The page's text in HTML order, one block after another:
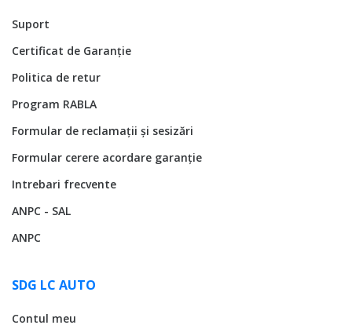
Suport
Certificat de Garanție
Politica de retur
Program RABLA
Formular de reclamații și sesizări
Formular cerere acordare garanție
Intrebari frecvente
ANPC - SAL
ANPC
SDG LC AUTO
Contul meu